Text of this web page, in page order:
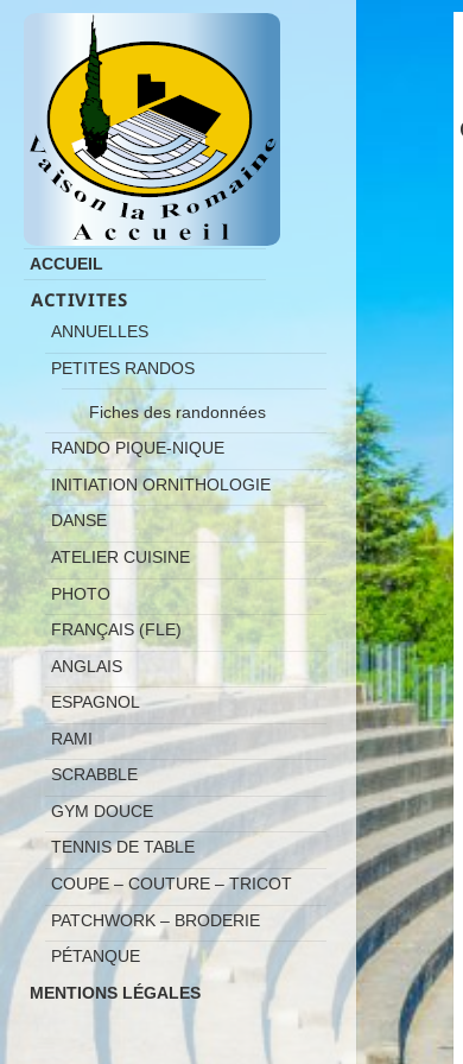
ACCUEIL
ACTIVITES
ANNUELLES
PETITES RANDOS
Fiches des randonnées
RANDO PIQUE-NIQUE
INITIATION ORNITHOLOGIE
DANSE
ATELIER CUISINE
PHOTO
FRANÇAIS (FLE)
ANGLAIS
ESPAGNOL
RAMI
SCRABBLE
GYM DOUCE
TENNIS DE TABLE
COUPE – COUTURE – TRICOT
PATCHWORK – BRODERIE
PÉTANQUE
MENTIONS LÉGALES